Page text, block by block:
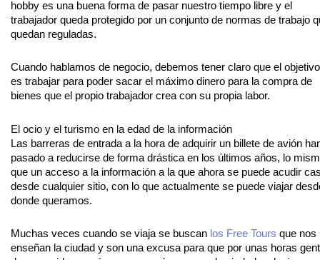
hobby es una buena forma de pasar nuestro tiempo libre y el
trabajador queda protegido por un conjunto de normas de trabajo
quedan reguladas.
Cuando hablamos de negocio, debemos tener claro que el objetivo
es trabajar para poder sacar el máximo dinero para la compra de
bienes que el propio trabajador crea con su propia labor.
El ocio y el turismo en la edad de la información
Las barreras de entrada a la hora de adquirir un billete de avión
pasado a reducirse de forma drástica en los últimos años, lo
que un acceso a la información a la que ahora se puede acudir
desde cualquier sitio, con lo que actualmente se puede viajar
donde queramos.
Muchas veces cuando se viaja se buscan los Free Tours que nos
enseñan la ciudad y son una excusa para que por unas horas